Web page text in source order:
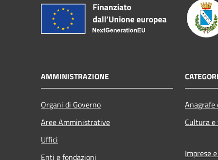
AMMINISTRAZIONE
Organi di Governo
Aree Amministrative
Uffici
Enti e fondazioni
Cultura
Imprese